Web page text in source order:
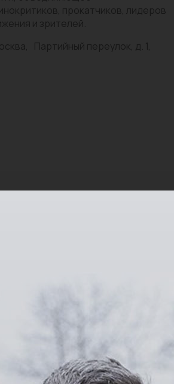
прокатчиков, лидеров
и зрителей.
Партийный переулок, д. 1,